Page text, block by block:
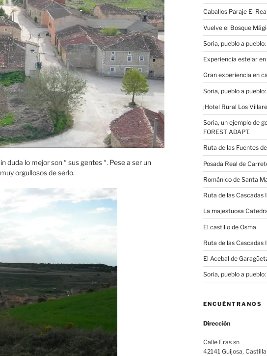
duda lo mejor son “ sus gentes “. Pese a ser un
orgullosos de serlo.
Caballos Paraje El Real
Vuelve el Bosque
Soria, pueblo a
Experiencia estelar
Gran experiencia en
Soria, pueblo a
¡Hotel Rural Los
Soria, un ejemplo de
FOREST ADAPT.
Ruta de las Fuentes
Posada Real de
Románico de Santa
Ruta de las Cascadas
La majestuosa
El castillo de Osma
Ruta de las Cascadas
El Acebal de
Soria, pueblo a
ENCUÉNTRANOS
Dirección
Calle Eras sn
42141 Guijosa,